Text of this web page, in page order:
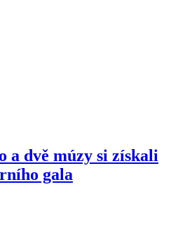
a dvě múzy si získali
gala